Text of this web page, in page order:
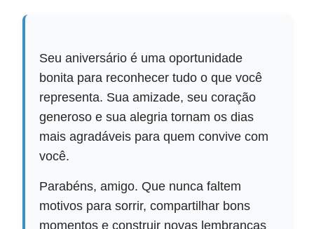
Seu aniversário é uma oportunidade
bonita para reconhecer tudo o que você
representa. Sua amizade, seu coração
generoso e sua alegria tornam os dias
mais agradáveis para quem convive com
você.
Parabéns, amigo. Que nunca faltem
motivos para sorrir, compartilhar bons
momentos e construir novas lembranças